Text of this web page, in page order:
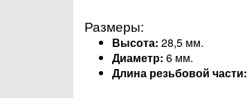
Размеры:
Высота: 28,5 мм.
Диаметр: 6 мм.
Длина резьбовой части: